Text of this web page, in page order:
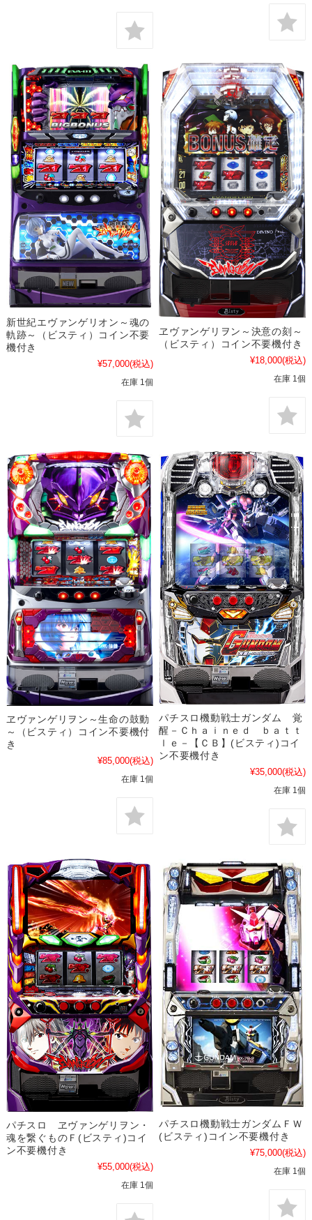
新世紀エヴァンゲリオン～魂の
軌跡～（ビスティ）コイン不要
機付き
¥57,000(税込)
在庫 1個
ヱヴァンゲリヲン～決意の刻～
（ビスティ）コイン不要機付き
¥18,000(税込)
在庫 1個
ヱヴァンゲリヲン～生命の鼓動
～（ビスティ）コイン不要機付
き
¥85,000(税込)
在庫 1個
パチスロ機動戦士ガンダム 覚
醒－Ｃｈａｉｎｅｄ ｂａｔｔ
ｌｅ－【ＣＢ】(ビスティ)コイ
ン不要機付き
¥35,000(税込)
在庫 1個
パチスロ ヱヴァンゲリヲン・
魂を繋ぐものＦ(ビスティ)コイ
ン不要機付き
¥55,000(税込)
在庫 1個
パチスロ機動戦士ガンダムＦＷ
(ビスティ)コイン不要機付き
¥75,000(税込)
在庫 1個